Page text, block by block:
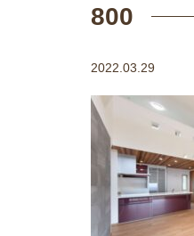
800
2022.03.29